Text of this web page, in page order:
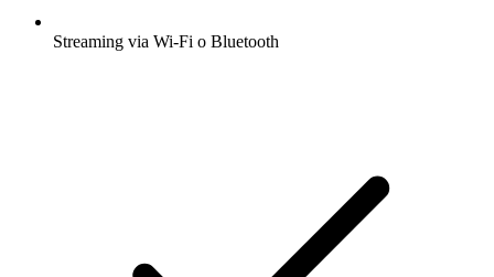
Streaming via Wi-Fi o Bluetooth